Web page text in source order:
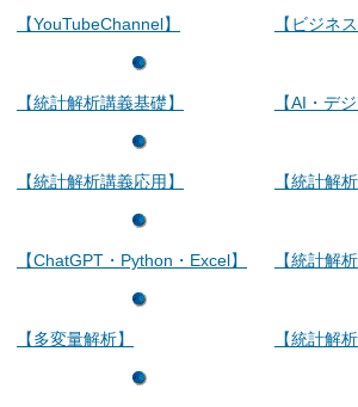
【YouTubeChannel】
【統計解析講義基礎】
【統計解析講義応用】
【ChatGPT・Python・Excel】
【多変量解析】
【ビジネ
【AI・デ
【統計解
【統計解
【統計解